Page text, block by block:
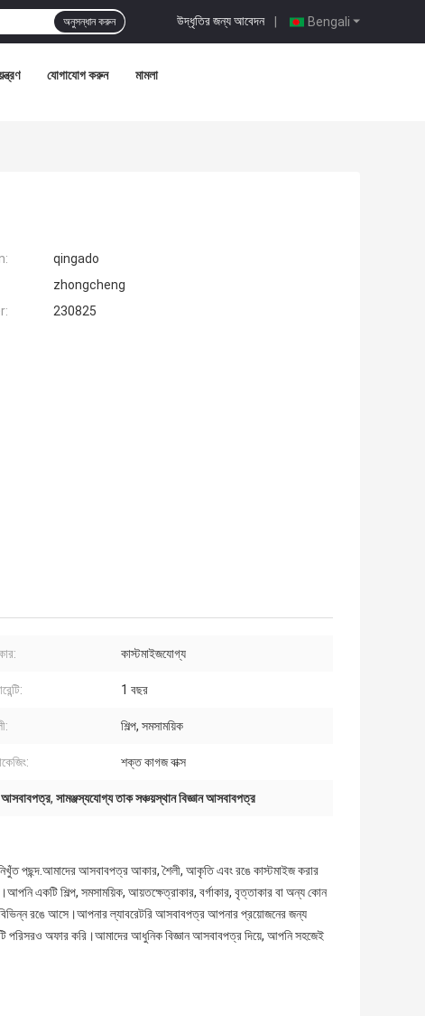
Bengali
উদ্ধৃতির জন্য আবেদন |
অনুসন্ধান করুন
যোগাযোগ করুন মামলা
qingado
zhongcheng
230825
কাস্টমাইজযোগ্য
1 বছর
শিল্প, সমসাময়িক
শক্ত কাগজ বাক্স
আসবাবপত্র, সামঞ্জস্যযোগ্য তাক সঞ্চয়স্থান বিজ্ঞান আসবাবপত্র
পছন্দ.আমাদের আসবাবপত্র আকার, শৈলী, আকৃতি এবং রঙে কাস্টমাইজ করার
একটি শিল্প, সমসাময়িক, আয়তক্ষেত্রাকার, বর্গাকার, বৃত্তাকার বা অন্য কোন
রঙে আসে।আপনার ল্যাবরেটরি আসবাবপত্র আপনার প্রয়োজনের জন্য
পরিসরও অফার করি।আমাদের আধুনিক বিজ্ঞান আসবাবপত্র দিয়ে, আপনি সহজেই